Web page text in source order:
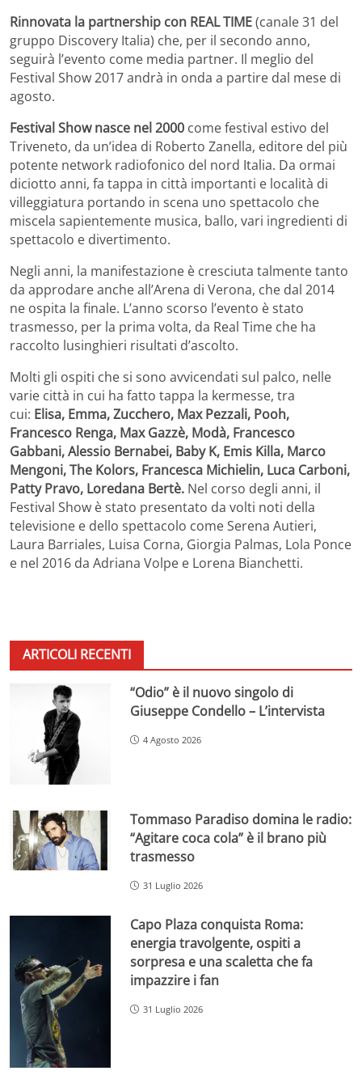
Rinnovata la partnership con REAL TIME(canale 31 del
gruppo Discovery Italia) che, per il secondo anno,
seguirà l’evento come media partner. Il meglio del
Festival Show 2017 andrà in onda a partire dal mese di
agosto.
Festival Show nasce nel 2000 come festival estivo del
Triveneto, da un’idea di Roberto Zanella, editore del più
potente network radiofonico del nord Italia. Da ormai
diciotto anni, fa tappa in città importanti e località di
villeggiatura portando in scena uno spettacolo che
miscela sapientemente musica, ballo, vari ingredienti di
spettacolo e divertimento.
Negli anni, la manifestazione è cresciuta talmente tanto
da approdare anche all’Arena di Verona, che dal 2014
ne ospita la finale. L’anno scorso l’evento è stato
trasmesso, per la prima volta, da Real Time che ha
raccolto lusinghieri risultati d’ascolto.
Molti gli ospiti che si sono avvicendati sul palco, nelle
varie città in cui ha fatto tappa la kermesse, tra
cui: Elisa, Emma, Zucchero, Max Pezzali, Pooh,
Francesco Renga, Max Gazzè, Modà, Francesco
Gabbani, Alessio Bernabei, Baby K, Emis Killa, Marco
Mengoni, The Kolors, Francesca Michielin, Luca Carboni,
Patty Pravo, Loredana Bertè. Nel corso degli anni, il
Festival Show è stato presentato da volti noti della
televisione e dello spettacolo come Serena Autieri,
Laura Barriales, Luisa Corna, Giorgia Palmas, Lola Ponce
e nel 2016 da Adriana Volpe e Lorena Bianchetti.
ARTICOLI RECENTI
“Odio” è il nuovo singolo di
Giuseppe Condello – L’intervista
4 Agosto 2026
Tommaso Paradiso domina le radio:
“Agitare coca cola” è il brano più
trasmesso
31 Luglio 2026
Capo Plaza conquista Roma:
energia travolgente, ospiti a
sorpresa e una scaletta che fa
impazzire i fan
31 Luglio 2026